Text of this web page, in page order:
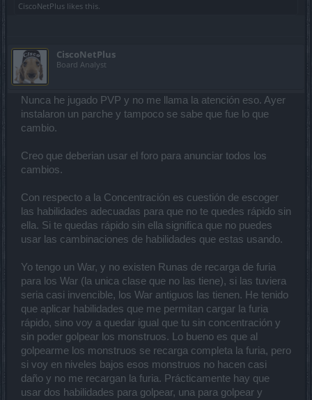
CiscoNetPlus likes this.
CiscoNetPlus
Board Analyst
Nunca he jugado PVP y no me llama la atención eso. Ayer
instalaron un parche y tampoco se sabe que fue lo que
cambio.
Creo que deberian usar el foro para anunciar todos los
cambios.
Con respecto a la Concentración es cuestión de escoger
las habilidades adecuadas para que no te quedes rápido sin
ella. Si te quedas rápido sin ella significa que no puedes
usar las cambinaciones de habilidades que estas usando.
Yo tengo un War, y no existen Runas de recarga de furia
para los War (la unica clase que no las tiene), si las tuviera
seria casi invencible, los War antiguos las tienen. He tenido
que aplicar habilidades que me permitan cargar la furia
rápido, sino voy a quedar igual que tu sin concentración y
sin poder golpear los monstruos. Lo bueno es que al
golpearme los monstruos se recarga completa la furia, pero
si voy en niveles bajos esos monstruos no hacen casi
daño y no me recargan la furia. Prácticamente hay que
usar dos habilidades para golpear, una para golpear y